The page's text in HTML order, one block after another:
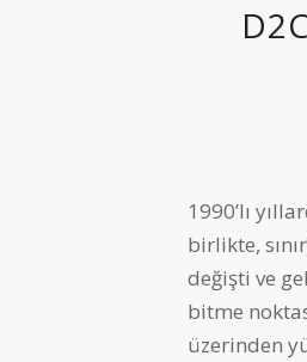
1990’lı
birlikte,
değişti ve
bitme
üzerinden